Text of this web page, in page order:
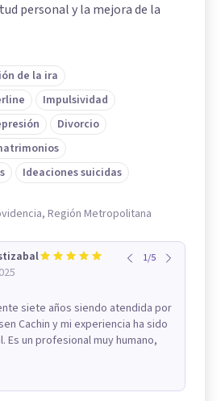
personal y la mejora de la
de la ira
Impulsividad
Divorcio
Ideaciones suicidas
Región Metropolitana
1/5
siete años siendo atendida por
Cachin y mi experiencia ha sido
Es un profesional muy humano,